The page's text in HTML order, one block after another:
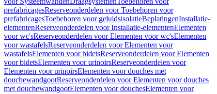
prefabricagesReserveonderdelen voor Toebehoren voor
prefabricagesToebehoren voor geluidsisolatieBeplatingenInstallatie-
elementenReserveonderdelen voor Installatie-elementenElementen
voor wc'sReserveonderdelen voor Elementen voor wc'sElementen
voor wastafelsReserveonderdelen voor Elementen voor
wastafelsElementen voor bidetsReserveonderdelen voor Elementen
voor bidetsElementen voor urinoirsReserveonderdelen voor
Elementen voor urinoirsElementen voor douches met
douchewandgootReserveonderdelen voor Elementen voor douches
met douchewandgootElementen voor douchesElementen voor